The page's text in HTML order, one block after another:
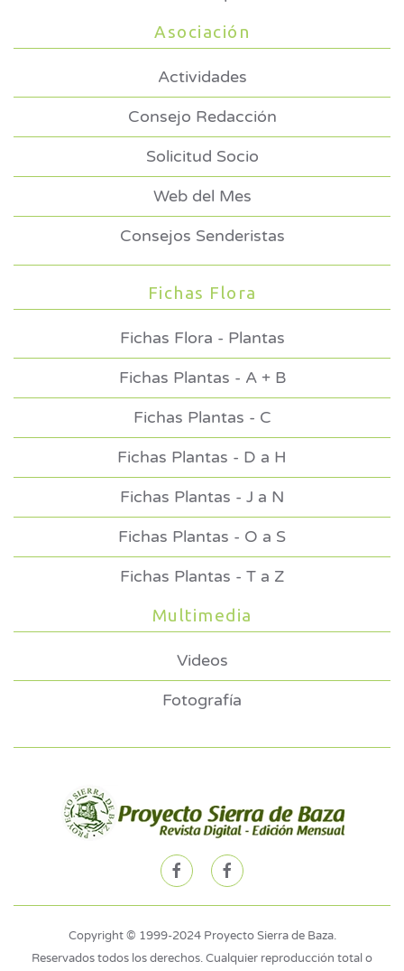
Asociación
Actividades
Consejo Redacción
Solicitud Socio
Web del Mes
Consejos Senderistas
Fichas Flora
Fichas Flora - Plantas
Fichas Plantas - A + B
Fichas Plantas - C
Fichas Plantas - D a H
Fichas Plantas - J a N
Fichas Plantas - O a S
Fichas Plantas - T a Z
Multimedia
Videos
Fotografía
Copyright © 1999-2024 Proyecto Sierra de Baza.
Reservados todos los derechos. Cualquier reproducción total o